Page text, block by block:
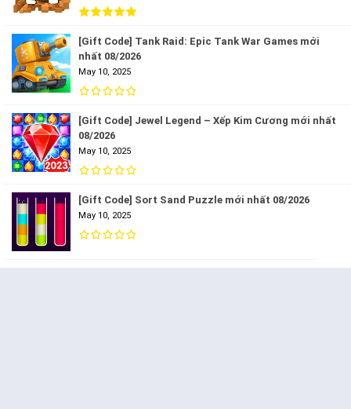
[Gift Code] Tank Raid: Epic Tank War Games mới
nhất 08/2026
May 10, 2025
[Gift Code] Jewel Legend – Xếp Kim Cương mới nhất
08/2026
May 10, 2025
[Gift Code] Sort Sand Puzzle mới nhất 08/2026
May 10, 2025